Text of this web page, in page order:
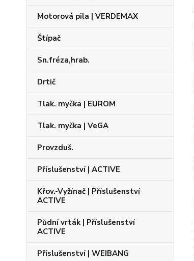
Motorová pila | VERDEMAX
Štípač
Sn.fréza,hrab.
Drtič
Tlak. myčka | EUROM
Tlak. myčka | VeGA
Provzduš.
Příslušenství | ACTIVE
Křov.-Vyžínač | Příslušenství
ACTIVE
Půdní vrták | Příslušenství
ACTIVE
Příslušenství | WEIBANG